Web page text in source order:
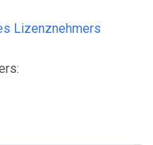
Lizenznehmers